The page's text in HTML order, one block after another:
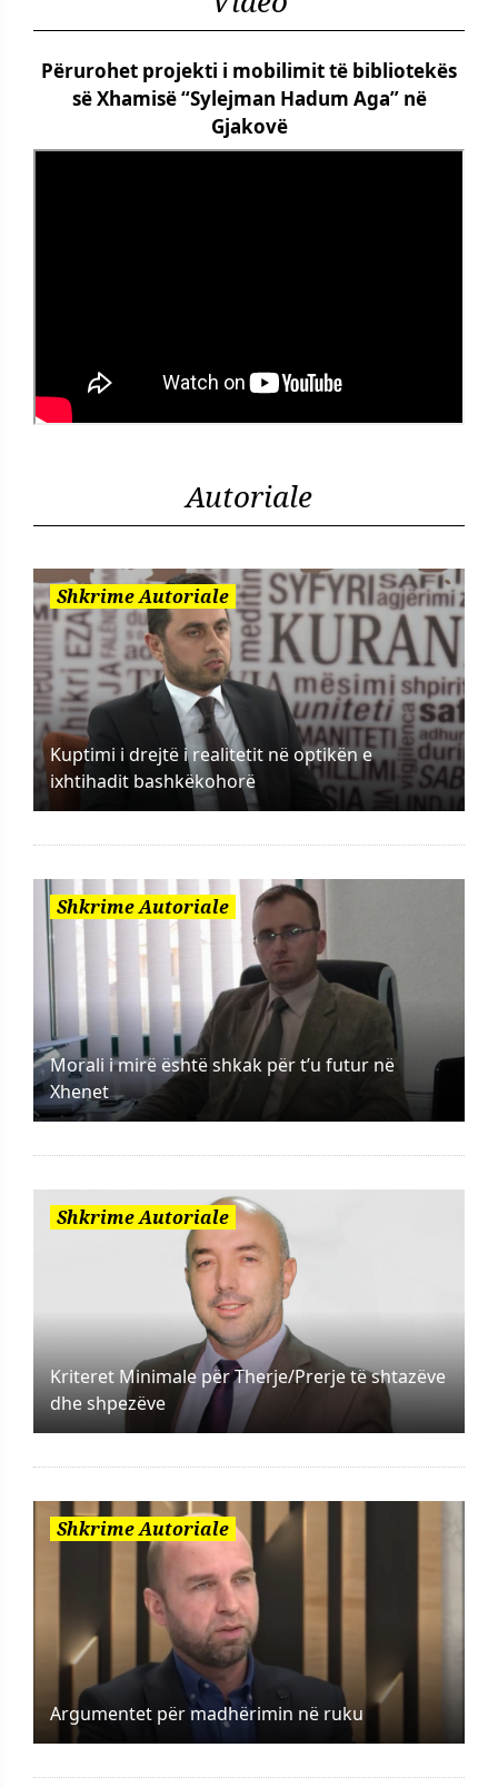
Përurohet projekti i mobilimit të bibliotekës
së Xhamisë “Sylejman Hadum Aga” në
Gjakovë
Autoriale
Shkrime Autoriale
Kuptimi i drejtë i realitetit në optikën e
ixhtihadit bashkëkohorë
Shkrime Autoriale
Morali i mirë është shkak për t’u futur në
Xhenet
Shkrime Autoriale
Kriteret Minimale për Therje/Prerje të shtazëve
dhe shpezëve
Shkrime Autoriale
Argumentet për madhërimin në ruku